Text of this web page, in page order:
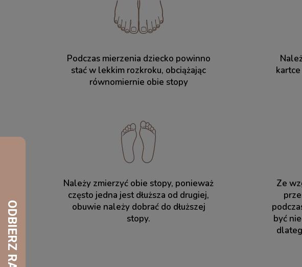
Podczas mierzenia dziecko powinno
stać w lekkim rozkroku, obciążając
równomiernie obie stopy
Należy zmierzyć obie stopy, ponieważ
często jedna jest dłuższa od drugiej,
obuwie należy dobrać do dłuższej
stopy.
Ze
być